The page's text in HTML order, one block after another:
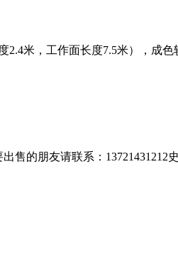
米，工作面长度7.5米），成
售的朋友请联系：13721431212